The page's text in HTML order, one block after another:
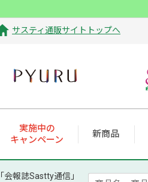
サスティ通販サイトトップへ
実施中の
キャンペーン
新商品
「会報誌Sastty通信」